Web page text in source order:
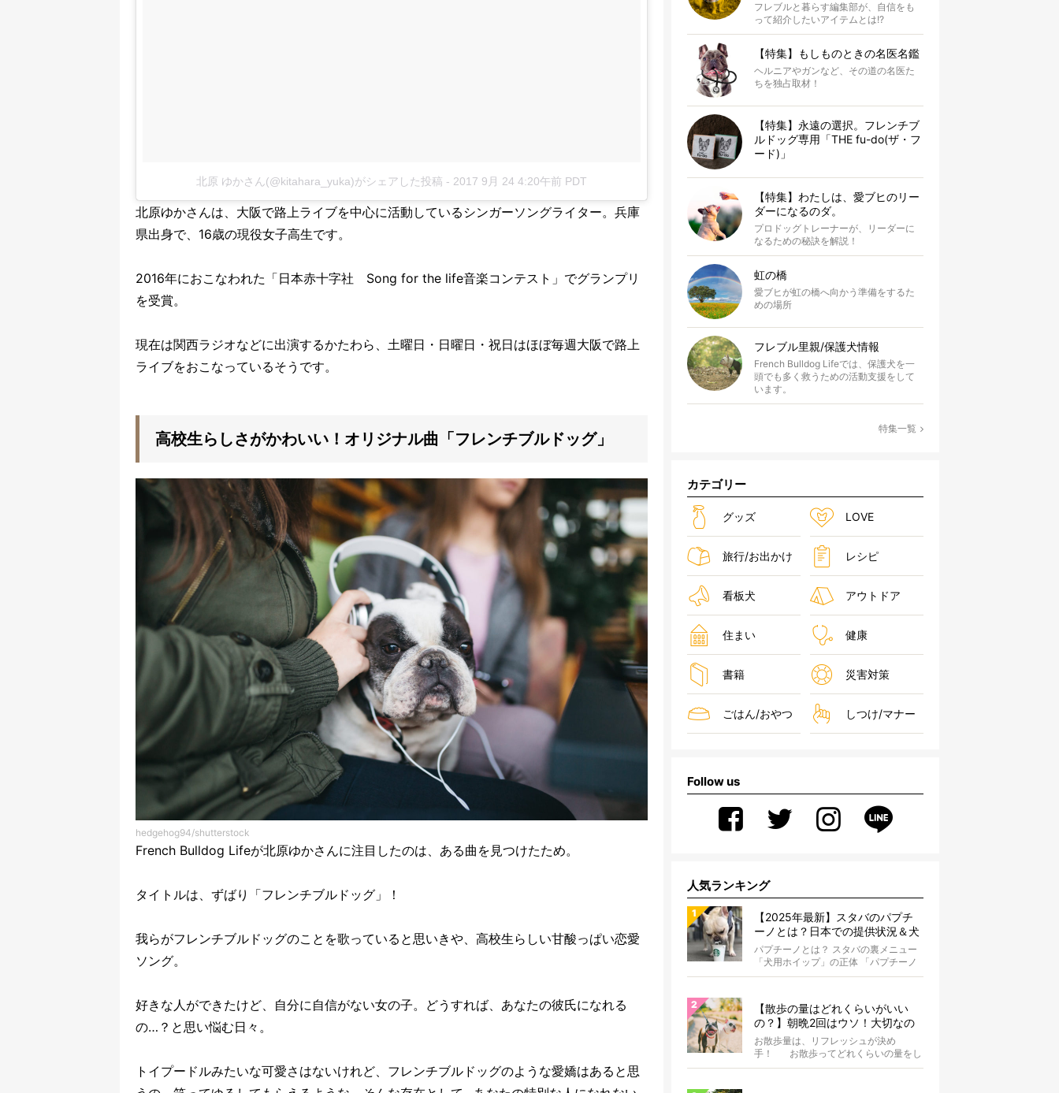
北原 ゆかさん(@kitahara_yuka)がシェアした投稿 - 2017 9月 24 4:20午前 PDT
北原ゆかさんは、大阪で路上ライブを中心に活動しているシンガーソングライター。兵庫
県出身で、16歳の現役女子高生です。
2016年におこなわれた「日本赤十字社 Song for the life音楽コンテスト」でグランプリ
を受賞。
現在は関西ラジオなどに出演するかたわら、土曜日・日曜日・祝日はほぼ毎週大阪で路上
ライブをおこなっているそうです。
高校生らしさがかわいい！オリジナル曲「フレンチブルドッグ」
hedgehog94/shutterstock
French Bulldog Lifeが北原ゆかさんに注目したのは、ある曲を見つけたため。
タイトルは、ずばり「フレンチブルドッグ」！
我らがフレンチブルドッグのことを歌っていると思いきや、高校生らしい甘酸っぱい恋愛
ソング。
好きな人ができたけど、自分に自信がない女の子。どうすれば、あなたの彼氏になれる
の…？と思い悩む日々。
トイプードルみたいな可愛さはないけれど、フレンチブルドッグのような愛嬌はあると思
フレブルと暮らす編集部が、自信をも
って紹介したいアイテムとは!?
【特集】もしものときの名医名鑑
ヘルニアやガンなど、その道の名医た
ちを独占取材！
【特集】永遠の選択。フレンチブ
ルドッグ専用「THE fu-do(ザ・フ
ード)」
【特集】わたしは、愛ブヒのリー
ダーになるのダ。
プロドッグトレーナーが、リーダーに
なるための秘訣を解説！
虹の橋
愛ブヒが虹の橋へ向かう準備をするた
めの場所
フレブル里親/保護犬情報
French Bulldog Lifeでは、保護犬を一
頭でも多く救うための活動支援をして
います。
特集一覧
カテゴリー
グッズ LOVE
旅行/お出かけ レシピ
看板犬 アウトドア
住まい 健康
書籍 災害対策
ごはん/おやつ しつけ/マナー
Follow us
人気ランキング
【2025年最新】スタバのパプチ
ーノとは？日本での提供状況＆犬
同伴OK店舗一覧も紹介！
パプチーノとは？ スタバの裏メニュー
「犬用ホイップ」の正体 「パプチーノ
（Puppuccino）」とは、紙コッ...
【散歩の量はどれくらいがいい
の？】朝晩2回はウソ！大切なの
は運動量より「リフレッシュ」〜
お散歩にまつわる疑問FAQつき〜
お散歩量は、リフレッシュが決め
手！ お散歩ってどれくらいの量をし
たらいいのか迷いませんか？ よ...